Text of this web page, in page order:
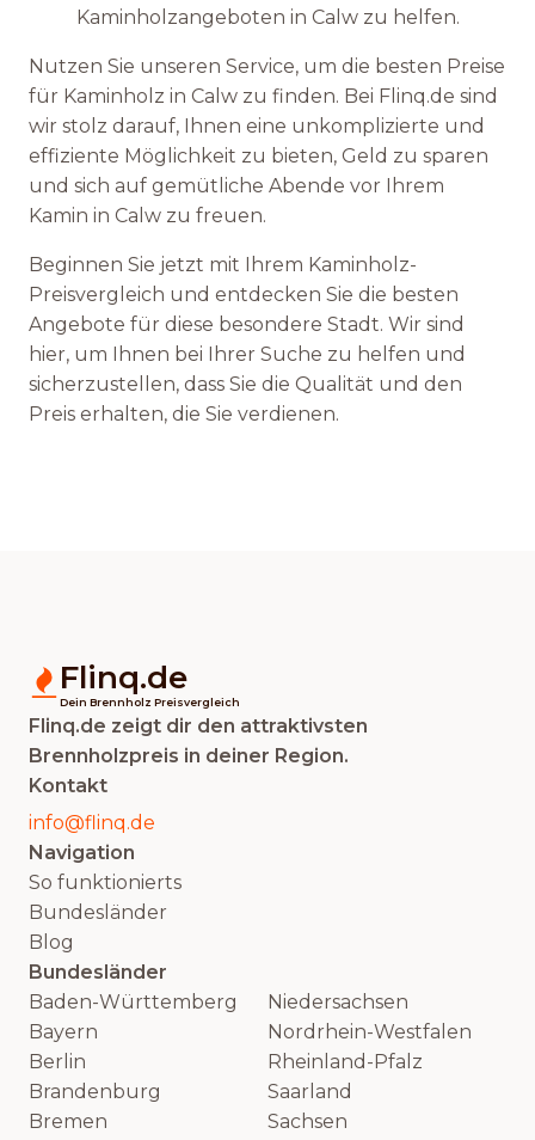
Kaminholzangeboten in Calw zu helfen.
Nutzen Sie unseren Service, um die besten Preise
für Kaminholz in Calw zu finden. Bei Flinq.de sind
wir stolz darauf, Ihnen eine unkomplizierte und
effiziente Möglichkeit zu bieten, Geld zu sparen
und sich auf gemütliche Abende vor Ihrem
Kamin in Calw zu freuen.
Beginnen Sie jetzt mit Ihrem Kaminholz-
Preisvergleich und entdecken Sie die besten
Angebote für diese besondere Stadt. Wir sind
hier, um Ihnen bei Ihrer Suche zu helfen und
sicherzustellen, dass Sie die Qualität und den
Preis erhalten, die Sie verdienen.
Flinq.de
Dein Brennholz Preisvergleich
Flinq.de zeigt dir den attraktivsten
Brennholzpreis in deiner Region.
Kontakt
info@flinq.de
Navigation
So funktionierts
Bundesländer
Blog
Bundesländer
Baden-Württemberg
Bayern
Berlin
Brandenburg
Bremen
Niedersachsen
Nordrhein-Westfalen
Rheinland-Pfalz
Saarland
Sachsen